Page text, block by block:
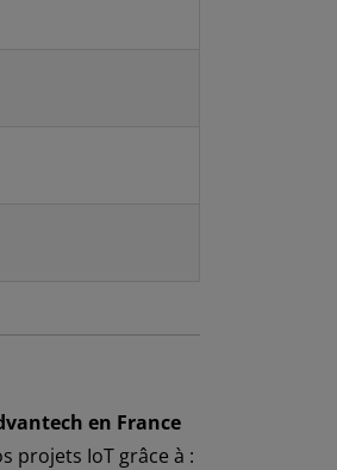
en France
projets IoT grâce à :